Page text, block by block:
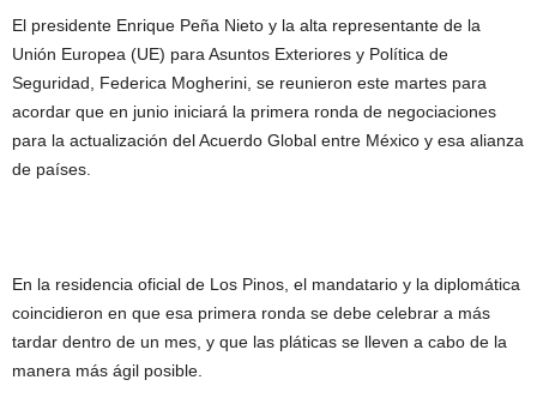
El presidente Enrique Peña Nieto y la alta representante de la
Unión Europea (UE) para Asuntos Exteriores y Política de
Seguridad, Federica Mogherini, se reunieron este martes para
acordar que en junio iniciará la primera ronda de negociaciones
para la actualización del Acuerdo Global entre México y esa alianza
de países.
En la residencia oficial de Los Pinos, el mandatario y la diplomática
coincidieron en que esa primera ronda se debe celebrar a más
tardar dentro de un mes, y que las pláticas se lleven a cabo de la
manera más ágil posible.